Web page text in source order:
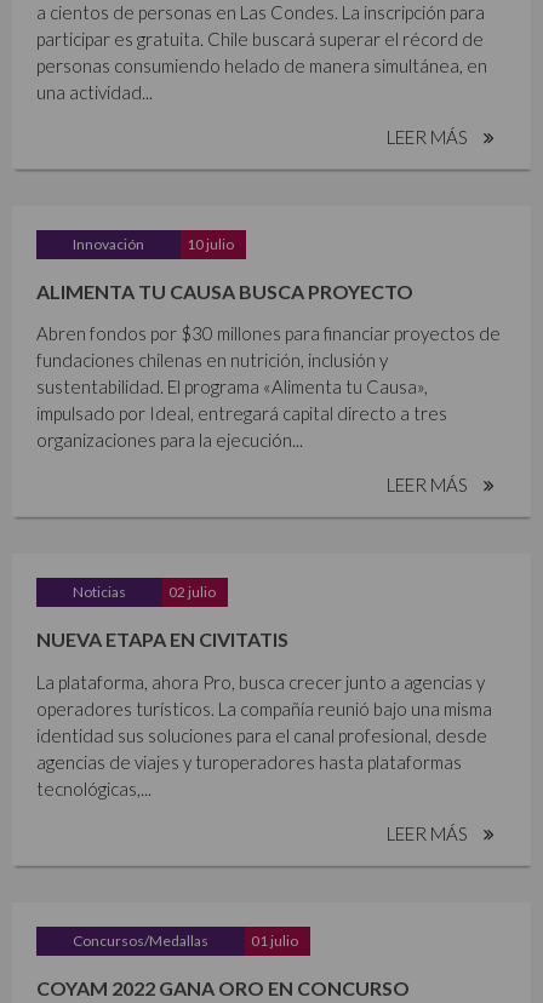
a cientos de personas en Las Condes. La inscripción para
participar es gratuita. Chile buscará superar el récord de
personas consumiendo helado de manera simultánea, en
una actividad...
LEER MÁS
Innovación 10 julio
ALIMENTA TU CAUSA BUSCA PROYECTO
Abren fondos por $30 millones para financiar proyectos de
fundaciones chilenas en nutrición, inclusión y
sustentabilidad. El programa «Alimenta tu Causa»,
impulsado por Ideal, entregará capital directo a tres
organizaciones para la ejecución...
LEER MÁS
Noticias 02 julio
NUEVA ETAPA EN CIVITATIS
La plataforma, ahora Pro, busca crecer junto a agencias y
operadores turísticos. La compañía reunió bajo una misma
identidad sus soluciones para el canal profesional, desde
agencias de viajes y turoperadores hasta plataformas
tecnológicas,...
LEER MÁS
Concursos/Medallas 01 julio
COYAM 2022 GANA ORO EN CONCURSO